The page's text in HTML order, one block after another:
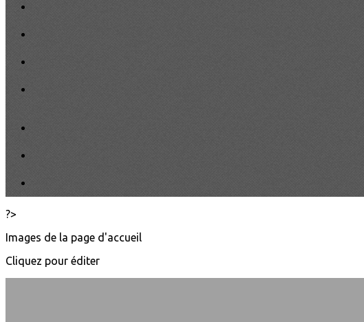
?>
Images de la page d'accueil
Cliquez pour éditer